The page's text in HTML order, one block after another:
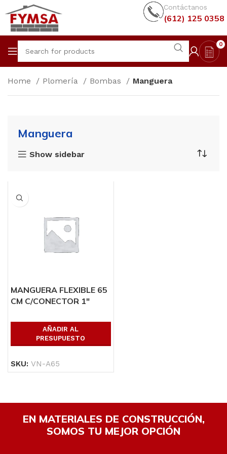
Contáctanos
(612) 125 0358
0
Home Plomería Bombas Manguera
Manguera
Show sidebar
MANGUERA FLEXIBLE 65
CM C/CONECTOR 1″
AÑADIR AL
PRESUPUESTO
SKU: VN-A65
EN MATERIALES DE CONSTRUCCIÓN,
SOMOS TU MEJOR OPCIÓN